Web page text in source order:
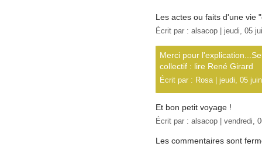
Les actes ou faits d'une vie
Écrit par : alsacop | jeudi, 05
Merci pour
collectif : lire René Girard
Écrit par : Rosa| jeudi, 05
Et bon petit voyage !
Écrit par : alsacop | vendredi,
Les commentaires sont